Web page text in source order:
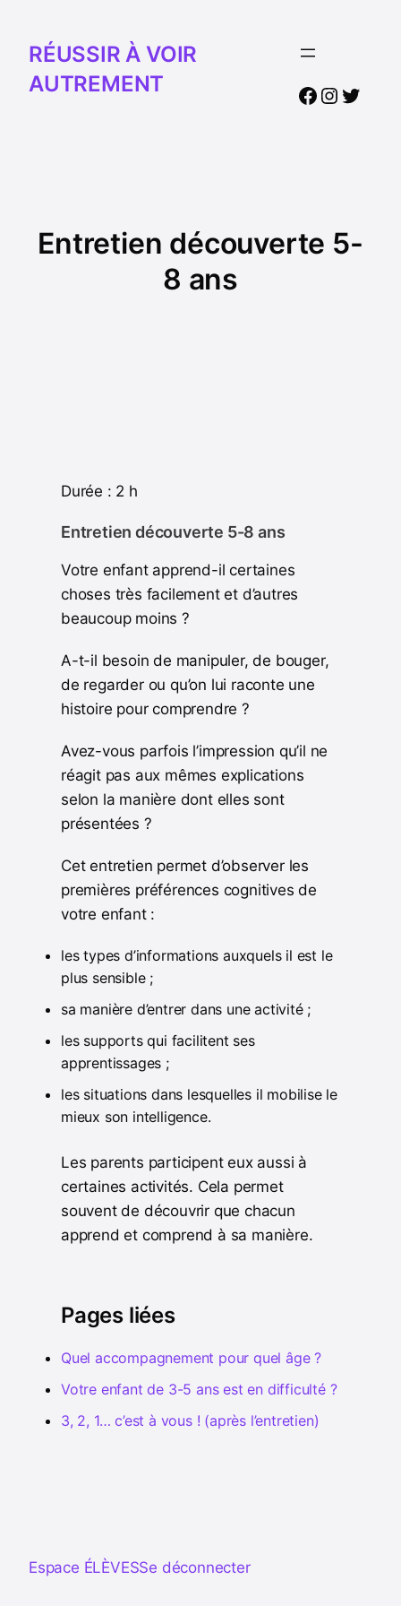
RÉUSSIR À VOIR
AUTREMENT
Facebook
Entretien découverte 5-
8 ans
Durée : 2 h
Entretien découverte 5-8 ans
Votre enfant apprend-il certaines
choses très facilement et d’autres
beaucoup moins ?
A-t-il besoin de manipuler, de bouger,
de regarder ou qu’on lui raconte une
histoire pour comprendre ?
Avez-vous parfois l’impression qu’il ne
réagit pas aux mêmes explications
selon la manière dont elles sont
présentées ?
Cet entretien permet d’observer les
premières préférences cognitives de
votre enfant :
les types d’informations auxquels il est le
plus sensible ;
sa manière d’entrer dans une activité ;
les supports qui facilitent ses
apprentissages ;
les situations dans lesquelles il mobilise le
mieux son intelligence.
Les parents participent eux aussi à
certaines activités. Cela permet
souvent de découvrir que chacun
apprend et comprend à sa manière.
Pages liées
Quel accompagnement pour quel âge ?
Votre enfant de 3-5 ans est en difficulté ?
3, 2, 1… c’est à vous ! (après l’entretien)
Espace ÉLÈVESSe déconnecter